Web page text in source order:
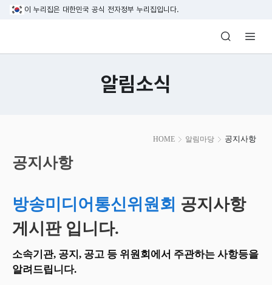
본문 바로가기
이 누리집은 대한민국 공식 전자정부 누리집입니다.
방송미디어통신위원회 Korea Media
알림소식
HOME 알림마당 공지사항
시
작
공지사항
방송미디어통신위원회 공지사항
게시판 입니다.
소속기관, 공지, 공고 등 위원회에서 주관하는 사항등을
알려드립니다.